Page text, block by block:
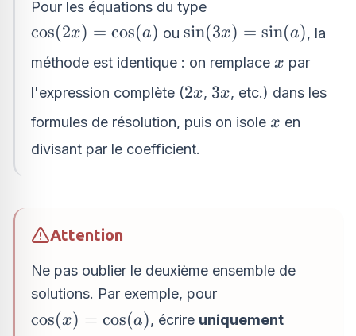
Pour les équations du type
\cos(2x)
\cos(a)
cos(2x) = cos(a) ou\sin(3x)
\sin(a)
sin(3x) = sin(a), la
méthode est identique : on remplace x
x par
l'expression complète (2x
2x, 3x
3x, etc.) dans les
formules de résolution, puis on isole x
x en
divisant par le coefficient.
Attention
Ne pas oublier le deuxième ensemble de
solutions. Par exemple, pour
\cos(x)
cos(x) = cos(a), écrire uniquement